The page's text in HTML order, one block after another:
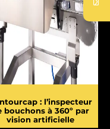
: l’inspecteur
bouchons à 360º par
vision artificielle